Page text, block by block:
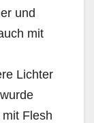
und
mit
Lichter
Flesh